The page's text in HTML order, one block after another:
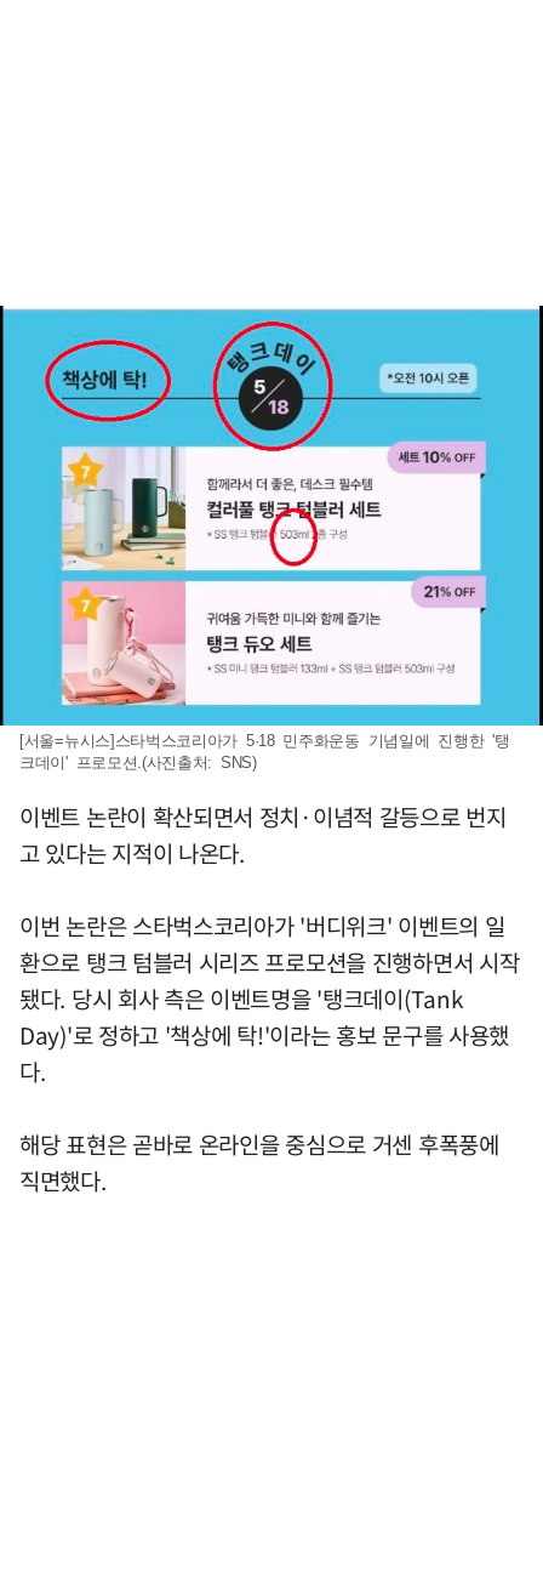
[서울=뉴시스]스타벅스코리아가 5·18 민주화운동 기념일에 진행한 '탱
크데이' 프로모션.(사진출처: SNS)
이벤트 논란이 확산되면서 정치·이념적 갈등으로 번지
고 있다는 지적이 나온다.
이번 논란은 스타벅스코리아가 '버디위크' 이벤트의 일
환으로 탱크 텀블러 시리즈 프로모션을 진행하면서 시작
됐다. 당시 회사 측은 이벤트명을 '탱크데이(Tank
Day)'로 정하고 '책상에 탁!'이라는 홍보 문구를 사용했
다.
해당 표현은 곧바로 온라인을 중심으로 거센 후폭풍에
직면했다.